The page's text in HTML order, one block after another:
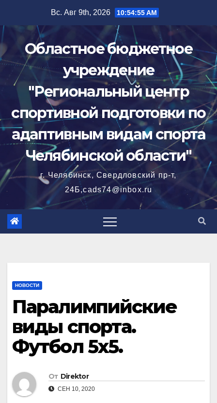
содержимому
Вс. Авг 9th, 2026 10:54:56 AM
Областное бюджетное
учреждение
"Региональный центр
спортивной подготовки по
адаптивным видам спорта
Челябинской области"
г. Челябинск, Свердловский пр-т,
24Б,cads74@inbox.ru
НОВОСТИ
Паралимпийские
виды спорта.
Футбол 5х5.
От Direktor
СЕН 10, 2020